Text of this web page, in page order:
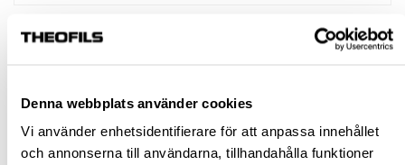
Denna webbplats använder cookies
Vi använder enhetsidentifierare för att anpassa innehållet
och annonserna till användarna, tillhandahålla funktioner
BESKRIVNING